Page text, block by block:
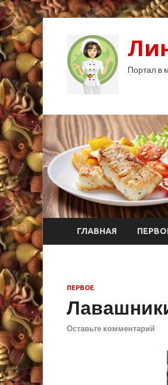
Портал в
ГЛАВНАЯ
ПЕРВОЕ
Оставьте комментарий